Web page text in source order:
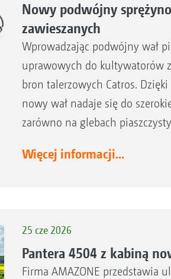
Nowy podwójny
zawieszanych
Wprowadzając podwójny wał
uprawowych do kultywatorów
bron talerzowych Catros.
nowy wał nadaje się do
zarówno na glebach
Więcej informacji...
25 cze 2026
Pantera 4504 z kabiną
Firma AMAZONE przedstawia